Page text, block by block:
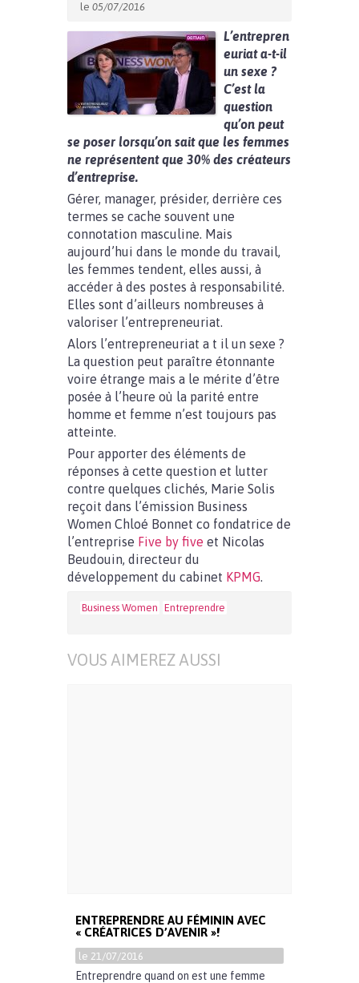
le 05/07/2016
L’entrepren
euriat a-t-il
un sexe ?
C’est la
question
qu’on peut
se poser lorsqu’on sait que les femmes
ne représentent que 30% des créateurs
d’entreprise.
Gérer, manager, présider, derrière ces
termes se cache souvent une
connotation masculine. Mais
aujourd’hui dans le monde du travail,
les femmes tendent, elles aussi, à
accéder à des postes à responsabilité.
Elles sont d’ailleurs nombreuses à
valoriser l’entrepreneuriat.
Alors l’entrepreneuriat a t il un sexe ?
La question peut paraître étonnante
voire étrange mais a le mérite d’être
posée à l’heure où la parité entre
homme et femme n’est toujours pas
atteinte.
Pour apporter des éléments de
réponses à cette question et lutter
contre quelques clichés, Marie Solis
reçoit dans l’émission Business
Women Chloé Bonnet co fondatrice de
l’entreprise Five by five et Nicolas
Beudouin, directeur du
développement du cabinet KPMG.
Business Women Entreprendre
VOUS AIMEREZ AUSSI
ENTREPRENDRE AU FÉMININ AVEC
« CRÉATRICES D’AVENIR »!
le 21/07/2016
Entreprendre quand on est une femme